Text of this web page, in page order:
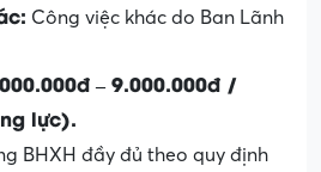
Công việc khác do Ban Lãnh
– 9.000.000đ /
lực).
BHXH đầy đủ theo quy định